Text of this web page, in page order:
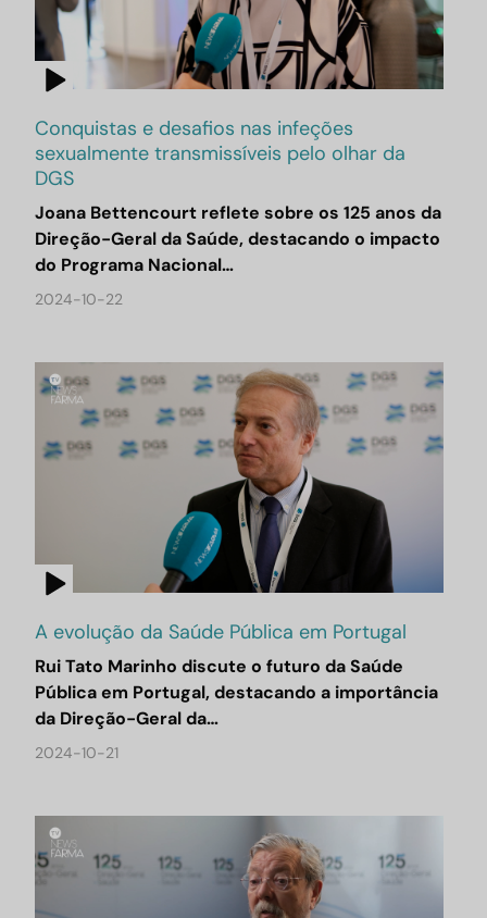
Conquistas e desafios nas infeções
sexualmente transmissíveis pelo olhar da
DGS
Joana Bettencourt reflete sobre os 125 anos da
Direção-Geral da Saúde, destacando o impacto
do Programa Nacional…
2024-10-22
A evolução da Saúde Pública em Portugal
Rui Tato Marinho discute o futuro da Saúde
Pública em Portugal, destacando a importância
da Direção-Geral da…
2024-10-21